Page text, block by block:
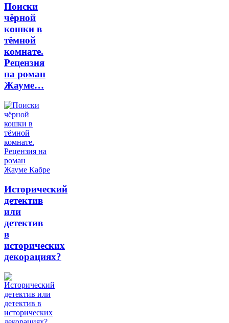
Поиски
чёрной
кошки в
тёмной
комнате.
Рецензия
на роман
Жауме…
Исторический
детектив
или
детектив
в
исторических
декорациях?